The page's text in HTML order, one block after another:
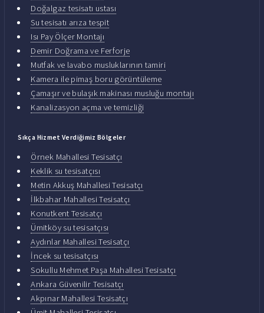
Doğalgaz tesisatı ustası
Su tesisatı arıza tespit
Isı Pay Ölçer Montajı
Demir Doğrama ve Ferforje
Mutfak ve lavabo musluklarının tamiri
Kamera ile pimaş boru görüntüleme
Çamaşır ve bulaşık makinası musluğu montajı
Kanalizasyon açma ve temizliği
Sıkça Hizmet Verdiğimiz Bölgeler
Örnek Mahallesi Tesisatçı
Keklik su tesisatçısı
Metin Akkuş Mahallesi Tesisatçı
İlkbahar Mahallesi Tesisatçı
Konutkent Tesisatçı
Ümitköy su tesisatçısı
Aydınlar Mahallesi Tesisatçı
İncek su tesisatçısı
Sokullu Mehmet Paşa Mahallesi Tesisatçı
Ankara Güvenilir Tesisatçı
Akpınar Mahallesi Tesisatçı